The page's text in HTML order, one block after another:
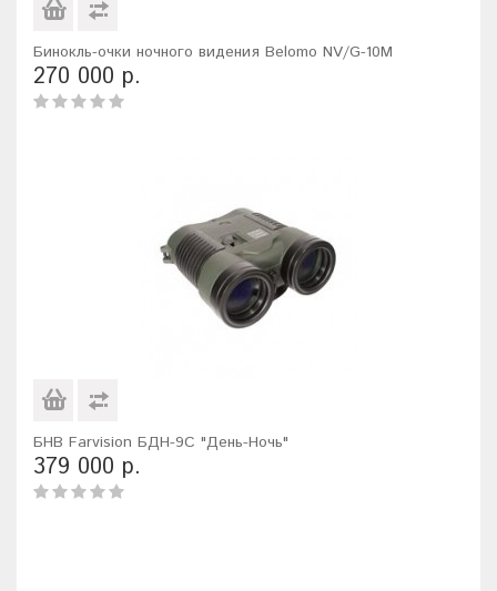
Бинокль-очки ночного видения Belomo NV/G-10M
270 000 р.
БНВ Farvision БДН-9С "День-Ночь"
379 000 р.